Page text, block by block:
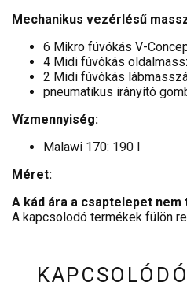
Mechanikus vezérlésű
6 Mikro fúvókás V-
4 Midi fúvókás
2 Midi fúvókás
pneumatikus irányító
Vízmennyiség:
Malawi 170: 190 l
Méret:
A kád ára a csaptelepet nem
A kapcsolodó termékek fülön